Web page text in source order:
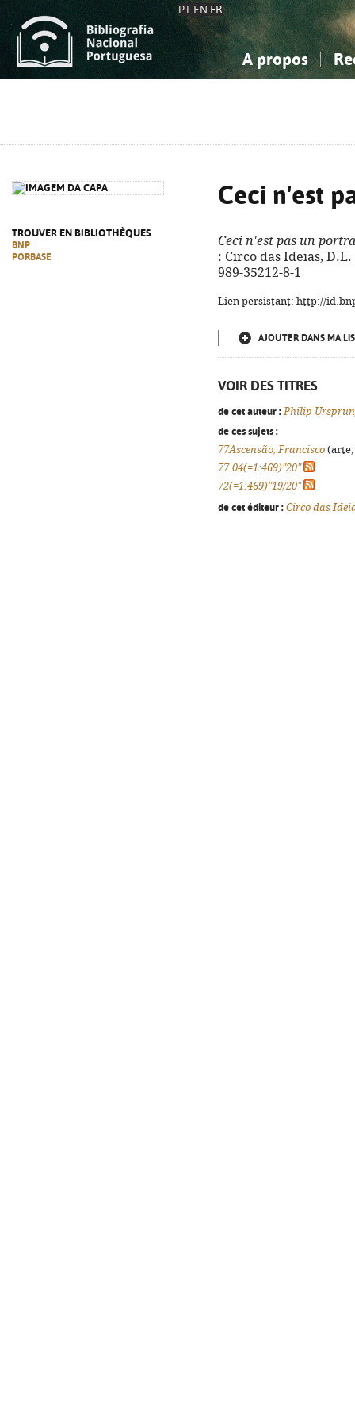
PT EN FR
A propos
TROUVER EN BIBLIOTHÈQUES
BNP
PORBASE
Ceci n'est
Ceci n'est pas un
: Circo das Ideias, D.L.
989-35212-8-1
Lien persistant: http://
AJOUTER DANS MA
VOIR DES TITRES
de cet auteur : Philip
de ces sujets :
77Ascensão, Francisco
77.04(=1:469)"20"
72(=1:469)"19/20"
de cet éditeur : Circo das